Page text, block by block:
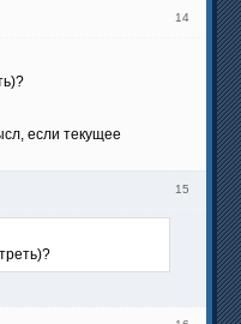
14
если текущее
15